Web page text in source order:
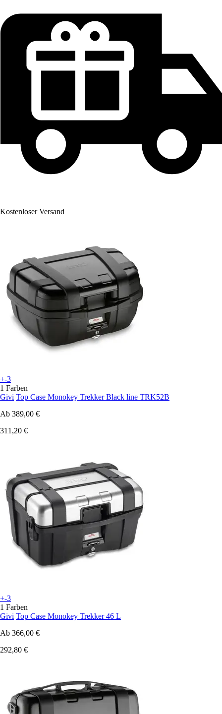
Kostenloser Versand
+-3
1 Farben
Givi Top Case Monokey Trekker Black line TRK52B
Ab 389,00 €
311,20 €
+-3
1 Farben
Givi Top Case Monokey Trekker 46 L
Ab 366,00 €
292,80 €